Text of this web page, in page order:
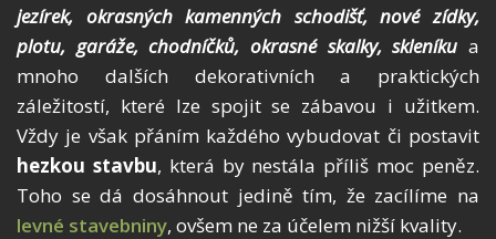
jezírek, okrasných kamenných schodišť, nové zídky,
plotu, garáže, chodníčků, okrasné skalky, skleníku a
mnoho dalších dekorativních a praktických
záležitostí, které lze spojit se zábavou i užitkem.
Vždy je však přáním každého vybudovat či postavit
hezkou stavbu, která by nestála příliš moc peněz.
Toho se dá dosáhnout jedině tím, že zacílíme na
levné stavebniny, ovšem ne za účelem nižší kvality.